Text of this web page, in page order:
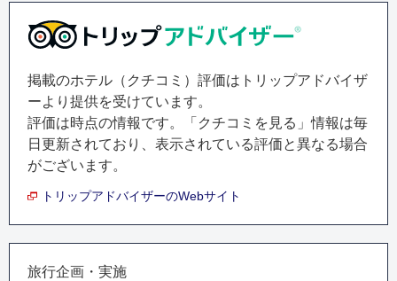
掲載のホテル（クチコミ）評価はトリップアドバイザ
ーより提供を受けています。
評価は時点の情報です。「クチコミを見る」情報は毎
日更新されており、表示されている評価と異なる場合
がございます。
トリップアドバイザーのWebサイト
旅行企画・実施